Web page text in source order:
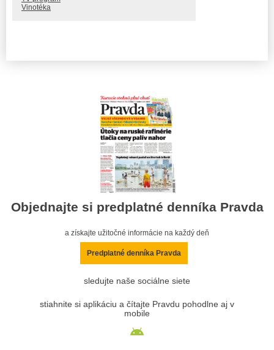
Vinotéka
Objednajte si predplatné denníka Pravda
a získajte užitočné informácie na každý deň
Predplatné denníka Pravda
sledujte naše sociálne siete
stiahnite si aplikáciu a čítajte Pravdu pohodlne aj v
mobile